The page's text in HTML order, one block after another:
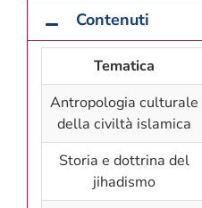
Contenuti
Tematica
Antropologia culturale
della civiltà islamica
Storia e dottrina del
jihadismo